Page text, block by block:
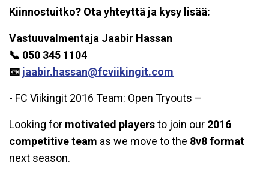
Kiinnostuitko? Ota yhteyttä ja kysy lisää:
Vastuuvalmentaja Jaabir Hassan
📞 050 345 1104
📧 jaabir.hassan@fcviikingit.com
- FC Viikingit 2016 Team: Open Tryouts –
Looking for motivated playersto join our 2016
competitive team as we move to the 8v8 format
next season.